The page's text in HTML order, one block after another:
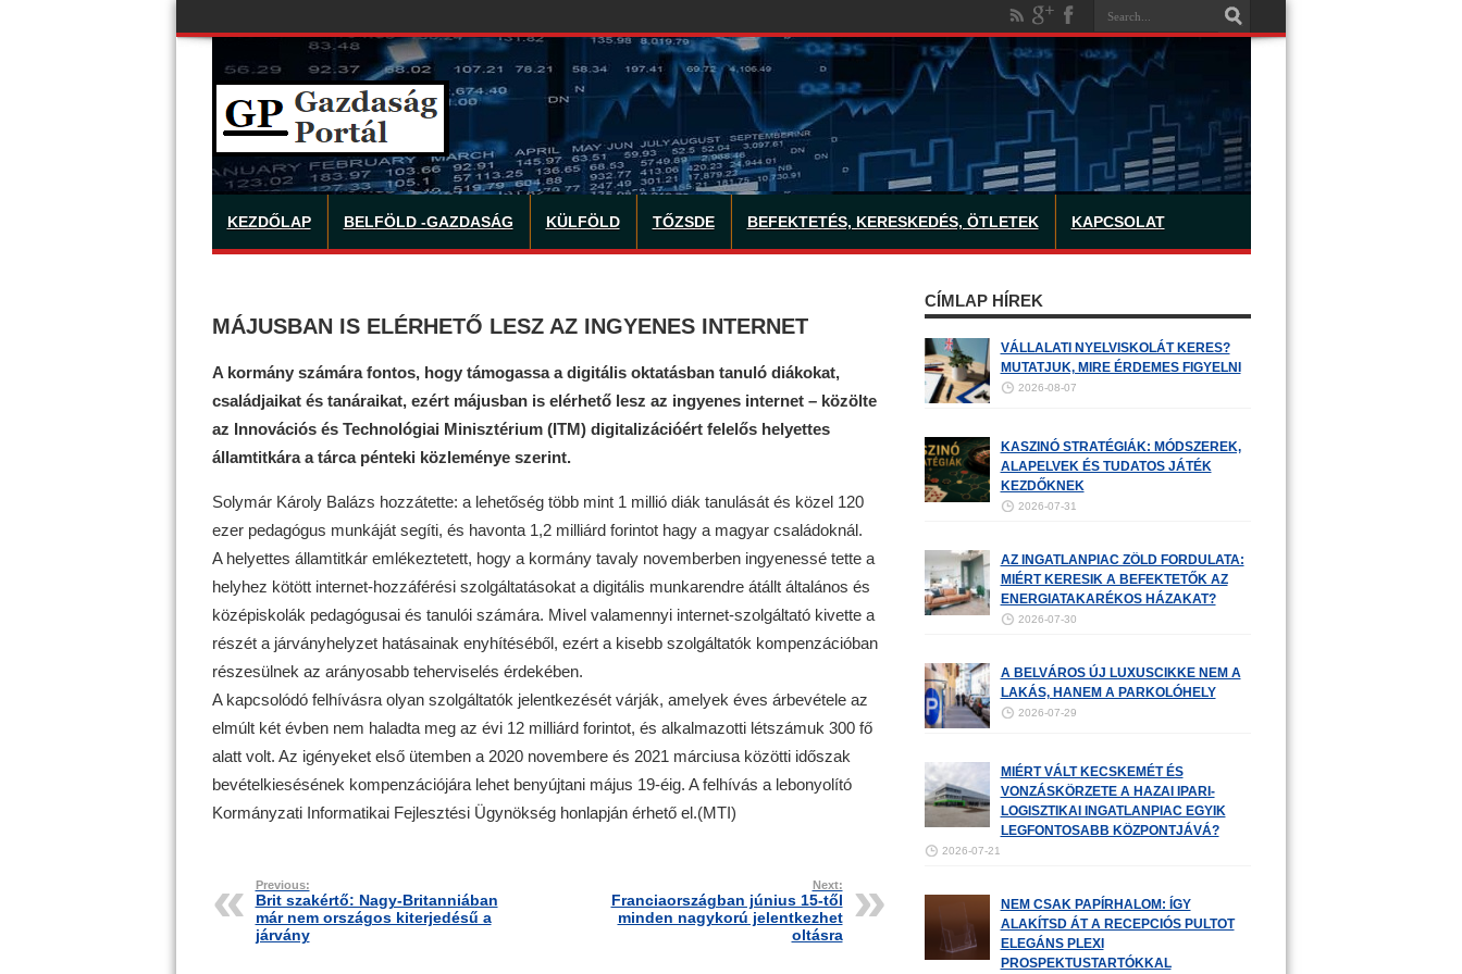
KEZDŐLAP BELFÖLD -GAZDASÁG KÜLFÖLD TŐZSDE BEFEKTETÉS, KERESKEDÉS, ÖTLETEK KAPCSOLAT
MÁJUSBAN IS ELÉRHETŐ LESZ AZ INGYENES INTERNET
A kormány számára fontos, hogy támogassa a digitális oktatásban tanuló diákokat,
családjaikat és tanáraikat, ezért májusban is elérhető lesz az ingyenes internet – közölte
az Innovációs és Technológiai Minisztérium (ITM) digitalizációért felelős helyettes
államtitkára a tárca pénteki közleménye szerint.
Solymár Károly Balázs hozzátette: a lehetőség több mint 1 millió diák tanulását és közel 120
ezer pedagógus munkáját segíti, és havonta 1,2 milliárd forintot hagy a magyar családoknál.
A helyettes államtitkár emlékeztetett, hogy a kormány tavaly novemberben ingyenessé tette a
helyhez kötött internet-hozzáférési szolgáltatásokat a digitális munkarendre átállt általános és
középiskolák pedagógusai és tanulói számára. Mivel valamennyi internet-szolgáltató kivette a
részét a járványhelyzet hatásainak enyhítéséből, ezért a kisebb szolgáltatók kompenzációban
részesülnek az arányosabb teherviselés érdekében.
A kapcsolódó felhívásra olyan szolgáltatók jelentkezését várják, amelyek éves árbevétele az
elmúlt két évben nem haladta meg az évi 12 milliárd forintot, és alkalmazotti létszámuk 300 fő
alatt volt. Az igényeket első ütemben a 2020 novembere és 2021 márciusa közötti időszak
bevételkiesésének kompenzációjára lehet benyújtani május 19-éig. A felhívás a lebonyolító
Kormányzati Informatikai Fejlesztési Ügynökség honlapján érhető el.(MTI)
Previous:
Brit szakértő: Nagy-Britanniában
már nem országos kiterjedésű a
járvány
Next:
Franciaországban június 15-től
minden nagykorú jelentkezhet
oltásra
CÍMLAP HÍREK
VÁLLALATI NYELVISKOLÁT KERES?
MUTATJUK, MIRE ÉRDEMES FIGYELNI
2026-08-07
KASZINÓ STRATÉGIÁK: MÓDSZEREK,
ALAPELVEK ÉS TUDATOS JÁTÉK
KEZDŐKNEK
2026-07-31
AZ INGATLANPIAC ZÖLD FORDULATA:
MIÉRT KERESIK A BEFEKTETŐK AZ
ENERGIATAKARÉKOS HÁZAKAT?
2026-07-30
A BELVÁROS ÚJ LUXUSCIKKE NEM A
LAKÁS, HANEM A PARKOLÓHELY
2026-07-29
MIÉRT VÁLT KECSKEMÉT ÉS
VONZÁSKÖRZETE A HAZAI IPARI-
LOGISZTIKAI INGATLANPIAC EGYIK
LEGFONTOSABB KÖZPONTJÁVÁ?
2026-07-21
NEM CSAK PAPÍRHALOM: ÍGY
ALAKÍTSD ÁT A RECEPCIÓS PULTOT
ELEGÁNS PLEXI
PROSPEKTUSTARTÓKKAL